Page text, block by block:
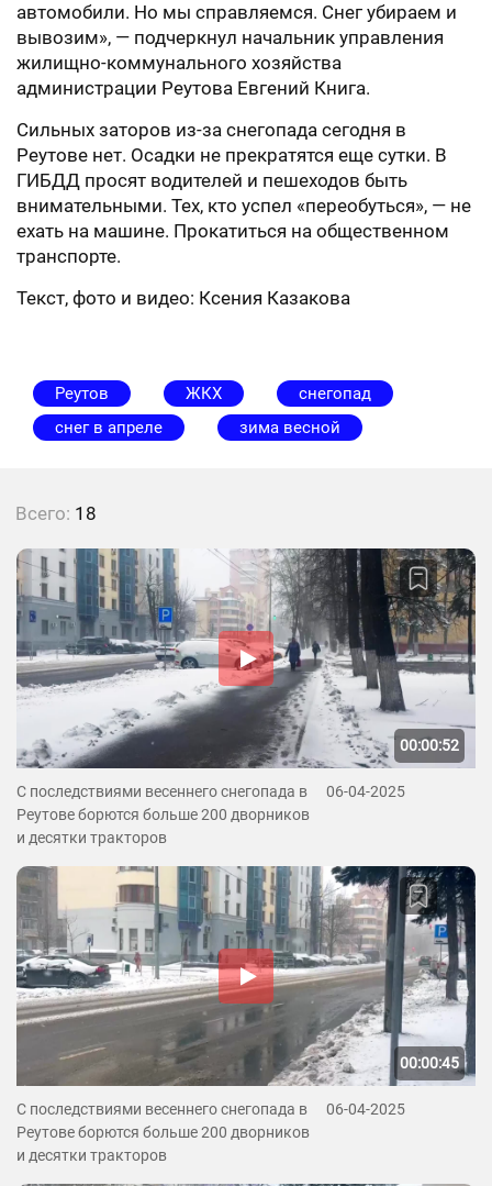
автомобили. Но мы справляемся. Снег убираем и
вывозим», — подчеркнул начальник управления
жилищно-коммунального хозяйства
администрации Реутова Евгений Книга.
Сильных заторов из-за снегопада сегодня в
Реутове нет. Осадки не прекратятся еще сутки. В
ГИБДД просят водителей и пешеходов быть
внимательными. Тех, кто успел «переобуться», — не
ехать на машине. Прокатиться на общественном
транспорте.
Текст, фото и видео: Ксения Казакова
Реутов ЖКХ
снегопад
снег в апреле
зима весной
Всего: 18
00:00:52
С последствиями весеннего снегопада в
Реутове борются больше 200 дворников
и десятки тракторов
06-04-2025
00:00:45
С последствиями весеннего снегопада в
Реутове борются больше 200 дворников
и десятки тракторов
06-04-2025